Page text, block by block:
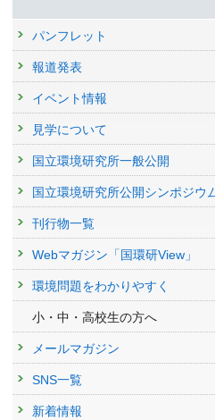
パンフレット
報道発表
イベント情報
見学について
国立環境研究所一般公開
国立環境研究所公開シンポジウ
刊行物一覧
Webマガジン「国環研View」
環境問題をわかりやすく
小・中・高校生の方へ
メールマガジン
SNS一覧
新着情報